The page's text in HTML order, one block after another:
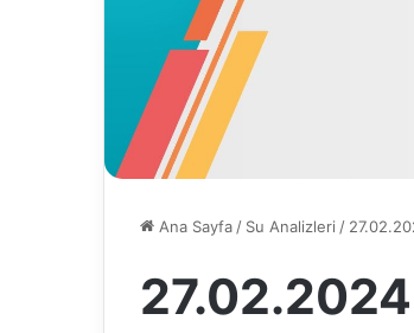
Ana Sayfa/ Su Analizleri /